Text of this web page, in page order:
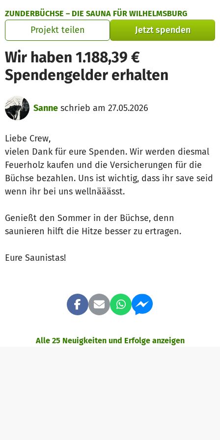
ZUNDERBÜCHSE – DIE SAUNA FÜR WILHELMSBURG
Projekt teilen Jetzt spenden
Wir haben 1.188,39 €
Spendengelder erhalten
Sanne schrieb am 27.05.2026
Liebe Crew,
vielen Dank für eure Spenden. Wir werden diesmal
Feuerholz kaufen und die Versicherungen für die
Büchse bezahlen. Uns ist wichtig, dass ihr save seid
wenn ihr bei uns wellnääässt.
Genießt den Sommer in der Büchse, denn
saunieren hilft die Hitze besser zu ertragen.
Eure Saunistas!
Alle 25 Neuigkeiten und Erfolge anzeigen